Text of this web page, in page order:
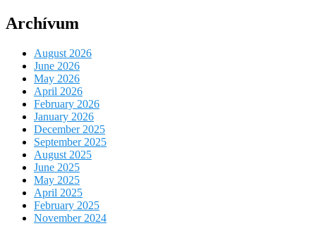
Archívum
August 2026
June 2026
May 2026
April 2026
February 2026
January 2026
December 2025
September 2025
August 2025
June 2025
May 2025
April 2025
February 2025
November 2024